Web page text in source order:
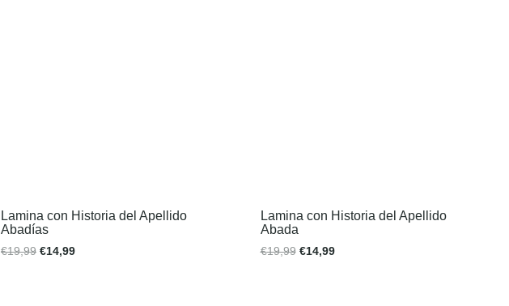
Lamina con Historia del Apellido
Abadías
€19,99 €14,99
Lamina con Historia del Apellido
Abada
€19,99 €14,99